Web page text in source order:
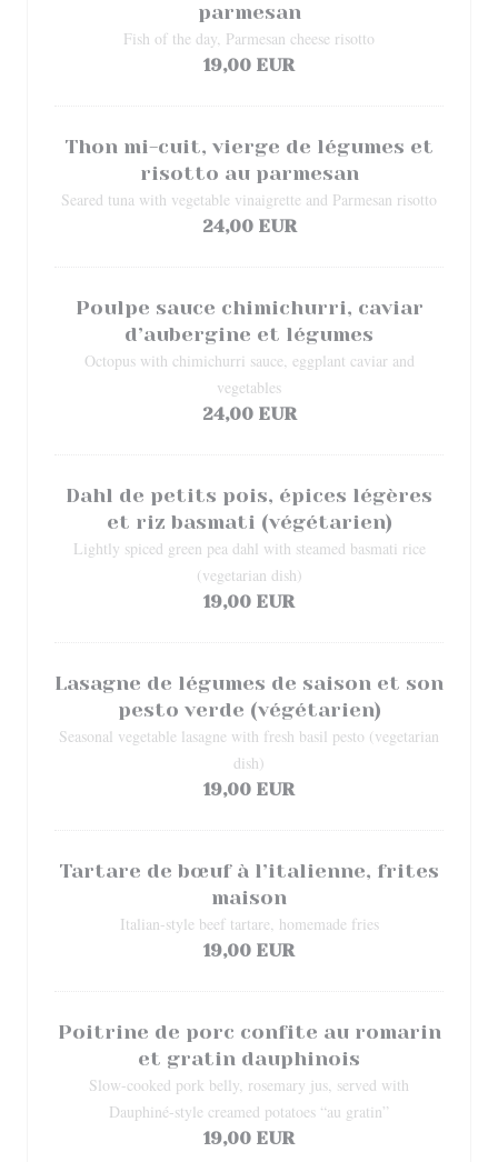
parmesan
Fish of the day, Parmesan cheese risotto
19,00 EUR
Thon mi-cuit, vierge de légumes et
risotto au parmesan
Seared tuna with vegetable vinaigrette and Parmesan risotto
24,00 EUR
Poulpe sauce chimichurri, caviar
d’aubergine et légumes
Octopus with chimichurri sauce, eggplant caviar and
vegetables
24,00 EUR
Dahl de petits pois, épices légères
et riz basmati (végétarien)
Lightly spiced green pea dahl with steamed basmati rice
(vegetarian dish)
19,00 EUR
Lasagne de légumes de saison et son
pesto verde (végétarien)
Seasonal vegetable lasagne with fresh basil pesto (vegetarian
dish)
19,00 EUR
Tartare de bœuf à l’italienne, frites
maison
Italian-style beef tartare, homemade fries
19,00 EUR
Poitrine de porc confite au romarin
et gratin dauphinois
Slow-cooked pork belly, rosemary jus, served with
Dauphiné-style creamed potatoes “au gratin”
19,00 EUR